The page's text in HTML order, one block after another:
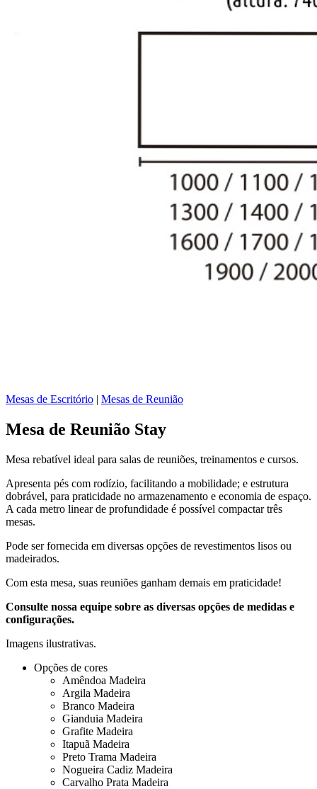
Mesas de Escritório | Mesas de Reunião
Mesa de Reunião Stay
Mesa rebatível ideal para salas de reuniões, treinamentos e cursos.
Apresenta pés com rodízio, facilitando a mobilidade; e estrutura
dobrável, para praticidade no armazenamento e economia de espaço.
A cada metro linear de profundidade é possível compactar três
mesas.
Pode ser fornecida em diversas opções de revestimentos lisos ou
madeirados.
Com esta mesa, suas reuniões ganham demais em praticidade!
Consulte nossa equipe sobre as diversas opções de medidas e
configurações.
Imagens ilustrativas.
Opções de cores
Amêndoa Madeira
Argila Madeira
Branco Madeira
Gianduia Madeira
Grafite Madeira
Itapuã Madeira
Preto Trama Madeira
Nogueira Cadiz Madeira
Carvalho Prata Madeira